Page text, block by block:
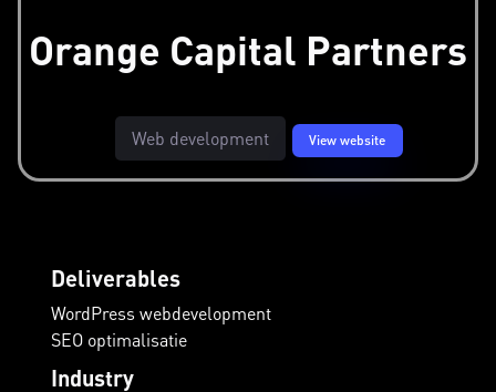
Orange Capital Partners
Web development View website
Deliverables
WordPress webdevelopment
SEO optimalisatie
Industry